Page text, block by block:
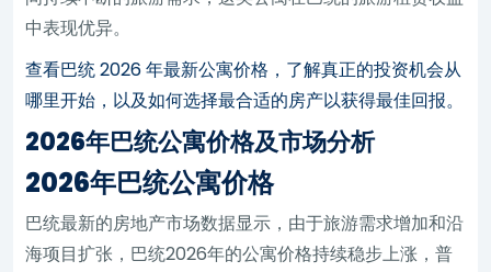
中表现优异。
查看巴统 2026 年最新公寓价格，了解真正的投资机会从
哪里开始，以及如何选择最合适的房产以获得最佳回报。
2026年巴统公寓价格及市场分析
2026年巴统公寓价格
巴统最新的房地产市场数据显示，由于旅游需求增加和沿
海项目扩张，巴统2026年的公寓价格持续稳步上涨，普